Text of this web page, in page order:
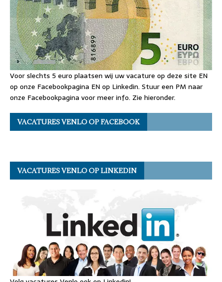
Voor slechts 5 euro plaatsen wij uw vacature op deze site EN
op onze Facebookpagina EN op Linkedin. Stuur een PM naar
onze Facebookpagina voor meer info. Zie hieronder.
VACATURES VENLO OP FACEBOOK
VACATURES VENLO OP LINKEDIN